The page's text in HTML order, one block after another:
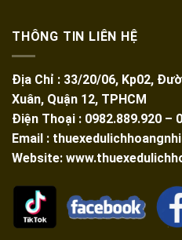
THÔNG TIN LIÊN HỆ
Địa Chỉ : 33/20/06, Kp02,
Xuân, Quận 12, TPHCM
Điện Thoại : 0982.889.920 –
Email :
Website: